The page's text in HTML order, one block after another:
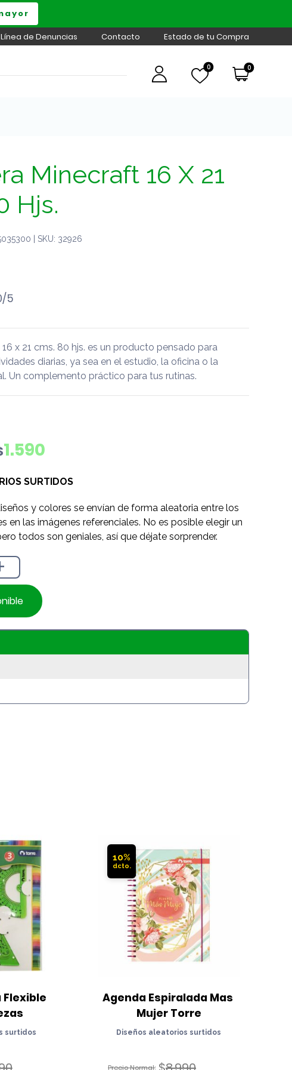
Línea de Denuncias Contacto Estado de tu Compra
0 0
Minecraft 16 X 21
Hjs.
| SKU: 32926
5
x 21 cms. 80 hjs. es un producto pensado para
diarias, ya sea en el estudio, la oficina o la
Un complemento práctico para tus rutinas.
1.590
SURTIDOS
y colores se envían de forma aleatoria entre los
en las imágenes referenciales. No es posible elegir un
todos son geniales, así que déjate sorprender.
surtidos
10%
Agenda Espiralada Mas
Mujer Torre
Diseños aleatorios surtidos